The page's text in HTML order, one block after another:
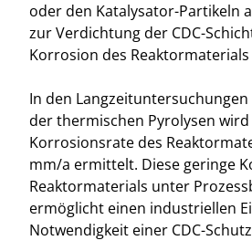
oder den Katalysator-Partikeln
zur Verdichtung der CDC-
Korrosion des
In den
der thermischen Pyrolysen
Korrosionsrate des
mm/a ermittelt. Diese geringe
Reaktormaterials unter
ermöglicht einen industriellen
Notwendigkeit einer CDC-